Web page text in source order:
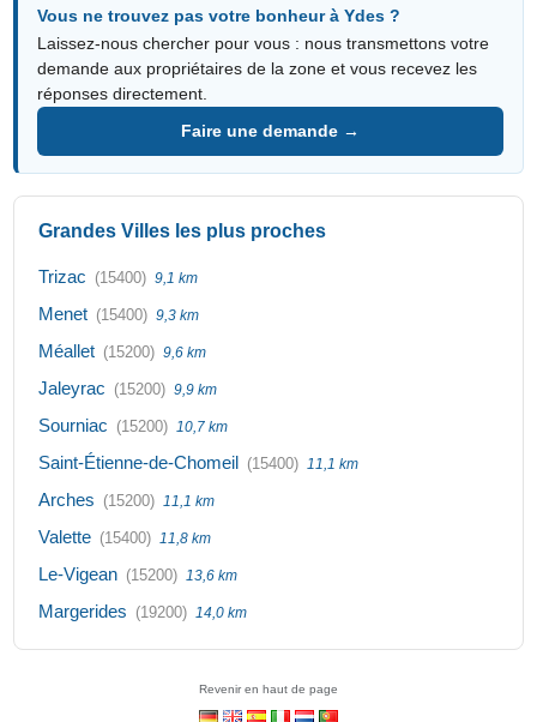
Vous ne trouvez pas votre bonheur à Ydes ?
Laissez-nous chercher pour vous : nous transmettons votre
demande aux propriétaires de la zone et vous recevez les
réponses directement.
Faire une demande →
Grandes Villes les plus proches
Trizac (15400) 9,1 km
Menet (15400) 9,3 km
Méallet (15200) 9,6 km
Jaleyrac (15200) 9,9 km
Sourniac (15200) 10,7 km
Saint-Étienne-de-Chomeil (15400) 11,1 km
Arches (15200) 11,1 km
Valette (15400) 11,8 km
Le-Vigean (15200) 13,6 km
Margerides (19200) 14,0 km
Revenir en haut de page